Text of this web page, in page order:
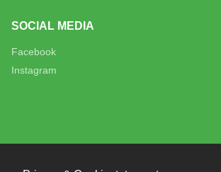
SOCIAL MEDIA
Facebook
Instagram